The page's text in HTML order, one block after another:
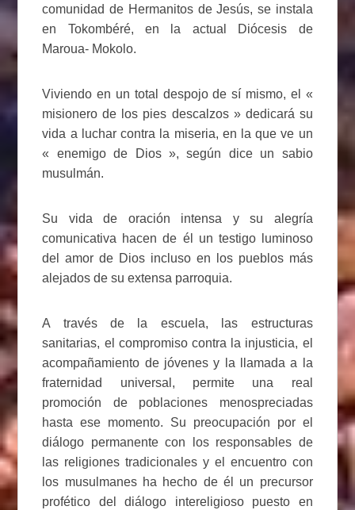
comunidad de Hermanitos de Jesús, se instala
en Tokombéré, en la actual Diócesis de
Maroua- Mokolo.
Viviendo en un total despojo de sí mismo, el «
misionero de los pies descalzos » dedicará su
vida a luchar contra la miseria, en la que ve un
« enemigo de Dios », según dice un sabio
musulmán.
Su vida de oración intensa y su alegría
comunicativa hacen de él un testigo luminoso
del amor de Dios incluso en los pueblos más
alejados de su extensa parroquia.
A través de la escuela, las estructuras
sanitarias, el compromiso contra la injusticia, el
acompañamiento de jóvenes y la llamada a la
fraternidad universal, permite una real
promoción de poblaciones menospreciadas
hasta ese momento. Su preocupación por el
diálogo permanente con los responsables de
las religiones tradicionales y el encuentro con
los musulmanes ha hecho de él un precursor
profético del diálogo intereligioso puesto en